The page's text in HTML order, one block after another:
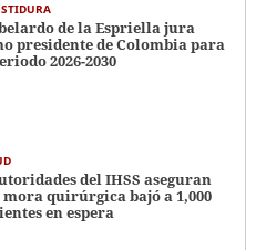
de la Espriella jura
presidente de Colombia para
2026-2030
del IHSS aseguran
mora quirúrgica bajó a 1,000
en espera